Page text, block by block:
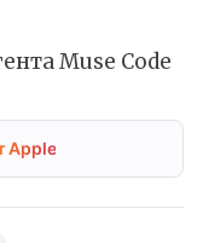
Muse Code
Apple